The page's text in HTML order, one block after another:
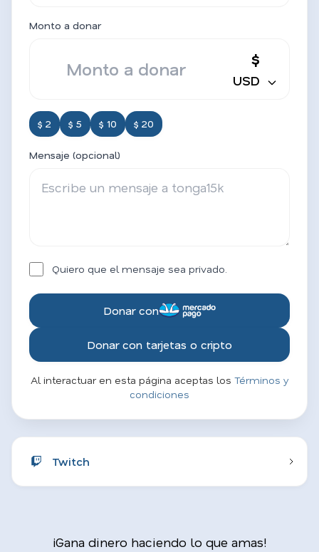
Monto a donar
$
USD
$ 2 $ 5 $ 10 $ 20
Mensaje (opcional)
Quiero que el mensaje sea privado.
Donar con
Donar con tarjetas o cripto
Al interactuar en esta página aceptas los Términos y
condiciones
Twitch
¡Gana dinero haciendo lo que amas!